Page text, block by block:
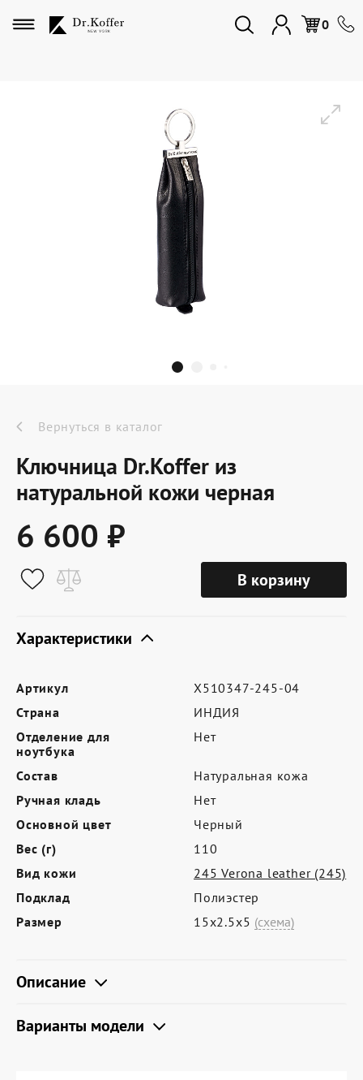
0
Избранное
Дорожная коллекция
Мужская коллекция
Женская коллекция
Подарки и сувениры
Подарочные карты
Dr.Koffer Outlet
Новинки
Акции
О компании
Условия доставки
Сертификат Dr.Koffer
Где купить
Партнерам
Контакты
Программа лояльности
Политика обработки персональных
Вернуться в каталог
Ключница Dr.Koffer из
натуральной кожи черная
6 600 ₽
В корзину
Характеристики
Артикул
X510347-245-04
Страна
ИНДИЯ
Отделение для
ноутбука
Нет
Состав
Натуральная кожа
Ручная кладь
Нет
Основной цвет
Черный
Вес (г)
110
Вид кожи
245 Verona leather (245)
Подклад
Полиэстер
Размер
15х2.5х5 (схема)
Описание
Варианты модели